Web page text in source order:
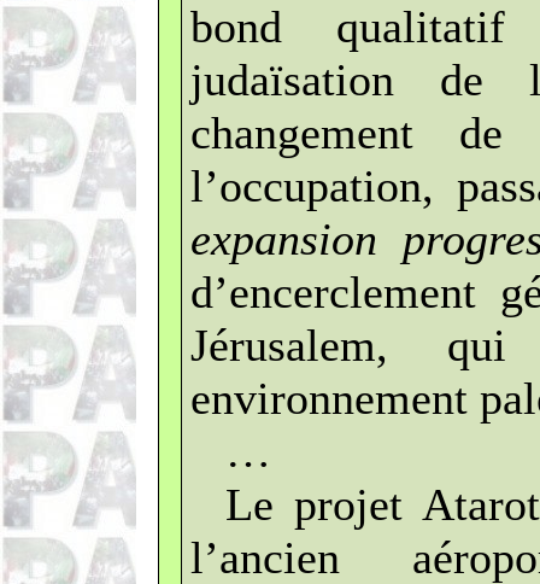
bond
judaïsation
changement
l’occupation,
expansion
d’encerclement
Jérusalem,
environnement
…
Le projet
l’ancien